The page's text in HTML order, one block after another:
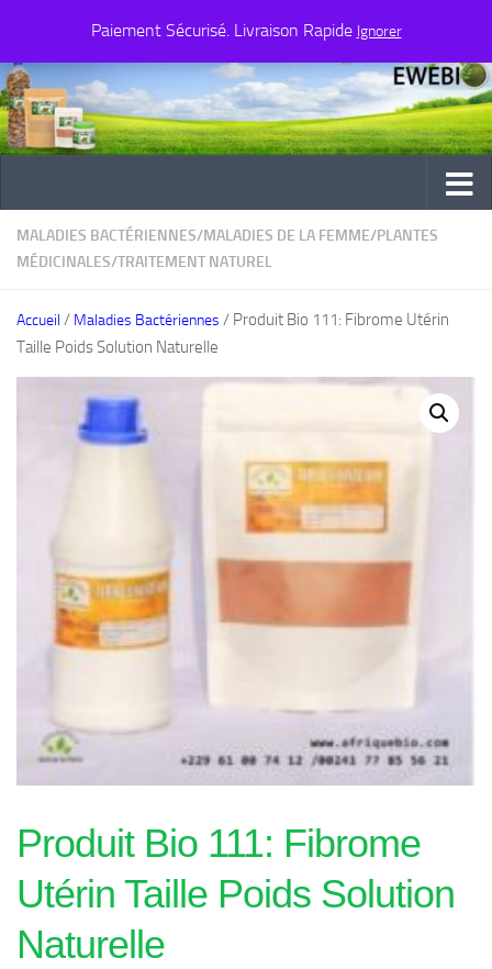
Paiement Sécurisé. Livraison Rapide Ignorer
Au dessous du contenu
MALADIES BACTÉRIENNES/MALADIES DE LA FEMME/PLANTES
MÉDICINALES/TRAITEMENT NATUREL
Accueil / Maladies Bactériennes / Produit Bio 111: Fibrome Utérin
Taille Poids Solution Naturelle
Produit Bio 111: Fibrome
Utérin Taille Poids Solution
Naturelle